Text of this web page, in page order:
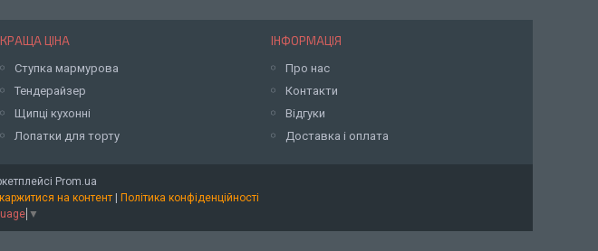
КРАЩА ЦІНА
Ступка мармурова
Тендерайзер
Щипці кухонні
Лопатки для торту
ІНФОРМАЦІЯ
Про нас
Контакти
Відгуки
Доставка і оплата
Prom.ua
на контент | Політика конфіденційності
▼